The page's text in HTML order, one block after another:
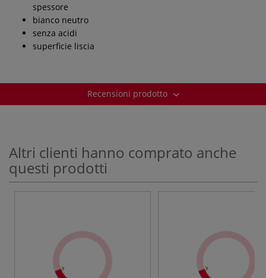
spessore
bianco neutro
senza acidi
superficie liscia
Recensioni prodotto
Altri clienti hanno comprato anche
questi prodotti